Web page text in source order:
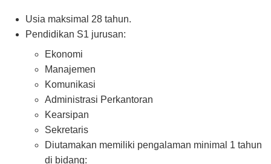
Usia maksimal 28 tahun.
Pendidikan S1 jurusan:
Ekonomi
Manajemen
Komunikasi
Administrasi Perkantoran
Kearsipan
Sekretaris
Diutamakan memiliki pengalaman minimal 1 tahun
di bidang: